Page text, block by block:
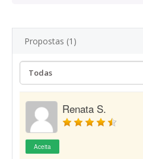
Propostas (1)
Renata S.
Aceita